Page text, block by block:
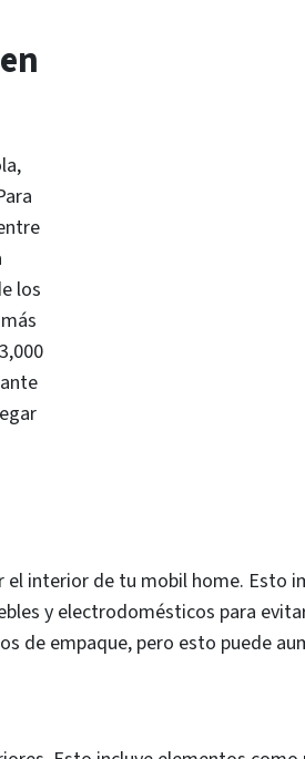
los
interior de tu mobil home. Esto
y electrodomésticos para
de empaque, pero esto puede